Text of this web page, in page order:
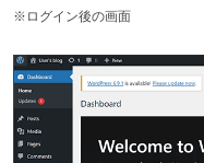
※ログイン後の画面